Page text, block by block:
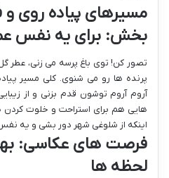
مسیرهای پیاده روی
بخش: برای یه نفس
تصور کن! توی باغ پرسه می زنی، عطر
پرنده ها رو می شنوی. کلی مسیر
آروم آروم توشون قدم بزنی و از
هایی هم برای استراحت و خلوت کردن
اینکه از شلوغی شهر دور بشی و یه
فرصت های عکاسی:
لحظه ها